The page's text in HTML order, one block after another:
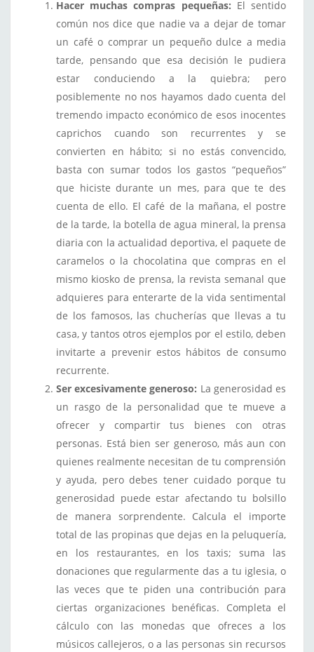
Hacer muchas compras pequeñas: El sentido
común nos dice que nadie va a dejar de tomar
un café o comprar un pequeño dulce a media
tarde, pensando que esa decisión le pudiera
estar conduciendo a la quiebra; pero
posiblemente no nos hayamos dado cuenta del
tremendo impacto económico de esos inocentes
caprichos cuando son recurrentes y se
convierten en hábito; si no estás convencido,
basta con sumar todos los gastos “pequeños”
que hiciste durante un mes, para que te des
cuenta de ello. El café de la mañana, el postre
de la tarde, la botella de agua mineral, la prensa
diaria con la actualidad deportiva, el paquete de
caramelos o la chocolatina que compras en el
mismo kiosko de prensa, la revista semanal que
adquieres para enterarte de la vida sentimental
de los famosos, las chucherías que llevas a tu
casa, y tantos otros ejemplos por el estilo, deben
invitarte a prevenir estos hábitos de consumo
recurrente.
Ser excesivamente generoso: La generosidad es
un rasgo de la personalidad que te mueve a
ofrecer y compartir tus bienes con otras
personas. Está bien ser generoso, más aun con
quienes realmente necesitan de tu comprensión
y ayuda, pero debes tener cuidado porque tu
generosidad puede estar afectando tu bolsillo
de manera sorprendente. Calcula el importe
total de las propinas que dejas en la peluquería,
en los restaurantes, en los taxis; suma las
donaciones que regularmente das a tu iglesia, o
las veces que te piden una contribución para
ciertas organizaciones benéficas. Completa el
cálculo con las monedas que ofreces a los
músicos callejeros, o a las personas sin recursos